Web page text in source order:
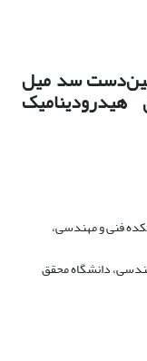
سد میل
فنی و مهندسی،
دانشگاه محقق